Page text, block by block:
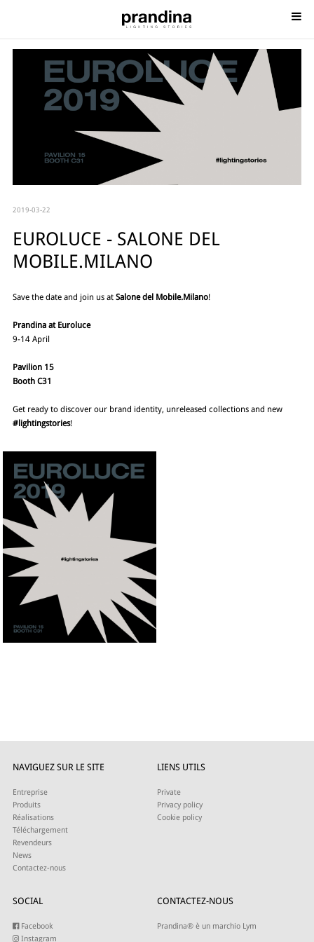
2019-03-22
EUROLUCE - SALONE DEL
MOBILE.MILANO
Save the date and join us at Salone del Mobile.Milano!
Prandina at Euroluce
9-14 April
Pavilion 15
Booth C31
Get ready to discover our brand identity, unreleased collections and new
#lightingstories!
NAVIGUEZ SUR LE SITE
Entreprise
Produits
Réalisations
Téléchargement
Revendeurs
News
Contactez-nous
LIENS UTILS
Private
Privacy policy
Cookie policy
SOCIAL
Facebook
Instagram
CONTACTEZ-NOUS
Prandina® è un marchio Lym